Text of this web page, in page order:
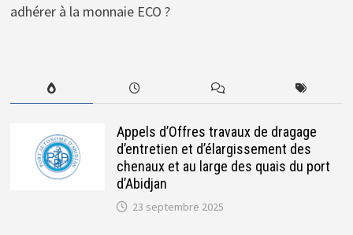
adhérer à la monnaie ECO ?
Appels d’Offres travaux de dragage
d’entretien et d’élargissement des
chenaux et au large des quais du port
d’Abidjan
23 septembre 2025